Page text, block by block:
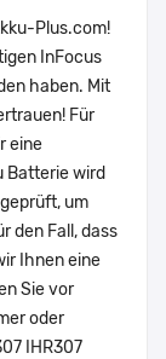
Plus.com!
InFocus
haben. Mit
Für
eine
Batterie wird
um
den Fall, dass
Ihnen eine
Sie vor
oder
IHR307